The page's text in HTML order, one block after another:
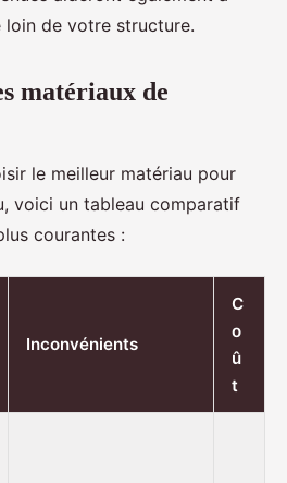
loin de votre structure.
matériaux de
le meilleur matériau pour
voici un tableau comparatif
courantes :
Inconvénients
C
o
û
t